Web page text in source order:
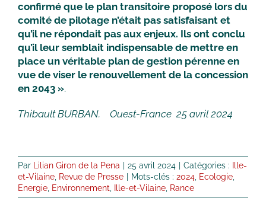
confirmé que le plan transitoire proposé lors du
comité de pilotage n’était pas satisfaisant et
qu’il ne répondait pas aux enjeux. Ils ont conclu
qu’il leur semblait indispensable de mettre en
place un véritable plan de gestion pérenne en
vue de viser le renouvellement de la concession
en 2043 ».
Thibault BURBAN. Ouest-France 25 avril 2024
Par Lilian Giron de la Pena 25 avril 2024 Catégories : Ille-
et-Vilaine, Revue de Presse Mots-clés : 2024, Ecologie,
Energie, Environnement, Ille-et-Vilaine, Rance